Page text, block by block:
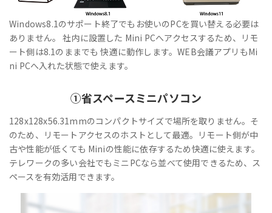
Windows8.1のサポート終了でもお使いのPCを買い替える必要は
ありません。 社内に設置した Mini PCへアクセスするため、リモ
ート側は8.1のままでも 快適に動作します。WEB会議アプリもMi
ni PCへ入れた状態で使えます。
①省スペースミニパソコン
128x128x56.31mmのコンパクトサイズで場所を取りません。そ
のため、リモートアクセスのホストとして最適。リモート側が中
古や性能が低くても Miniの性能に依存するため快適に使えます。
テレワークの多い会社でもミニPCなら並べて使用できるため、ス
ペースを有効活用できます。